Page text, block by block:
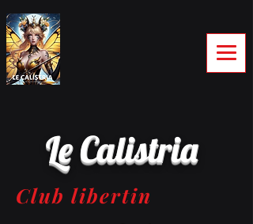
Le Calistria
Club libertin